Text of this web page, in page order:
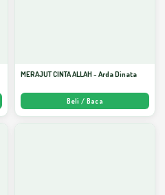
MERAJUT CINTA ALLAH - Arda Dinata
Beli / Baca